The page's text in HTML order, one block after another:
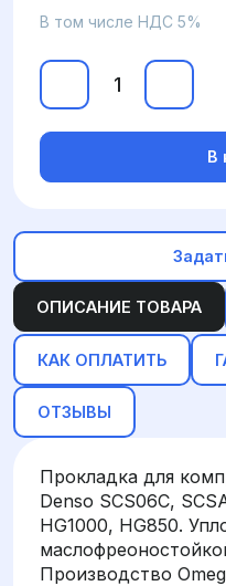
ОПИСАНИЕ ТОВАРА
КАК ОПЛАТИТЬ
ОТЗЫВЫ
Прокладка для
Denso SCS06C,
HG1000, HG850.
Производство
В том числе НДС 5%
В